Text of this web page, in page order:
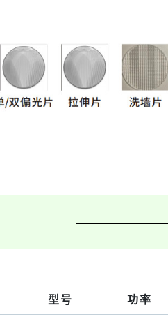
型号 功率